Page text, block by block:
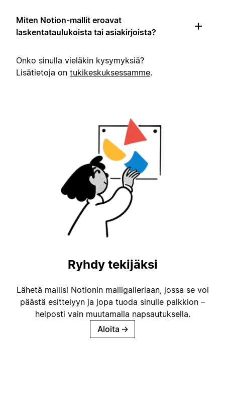
Miten Notion-mallit eroavat
laskentataulukoista tai asiakirjoista?
Onko sinulla vieläkin kysymyksiä?
Lisätietoja on tukikeskuksessamme.
Ryhdy tekijäksi
Lähetä mallisi Notionin malligalleriaan, jossa se voi
päästä esittelyyn ja jopa tuoda sinulle palkkion –
helposti vain muutamalla napsautuksella.
Aloita →